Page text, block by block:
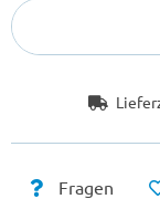
Fragen